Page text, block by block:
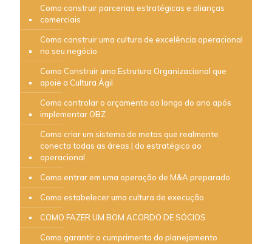
Como construir parcerias estratégicas e alianças
comerciais
Como construir uma cultura de excelência operacional
no seu negócio
Como Construir uma Estrutura Organizacional que
apoie a Cultura Ágil
Como controlar o orçamento ao longo do ano após
implementar OBZ
Como criar um sistema de metas que realmente
conecta todas as áreas | do estratégico ao
operacional
Como entrar em uma operação de M&A preparado
Como estabelecer uma cultura de execução
COMO FAZER UM BOM ACORDO DE SÓCIOS
Como garantir o cumprimento do planejamento